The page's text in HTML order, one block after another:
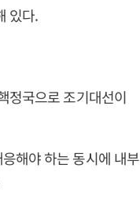
있다.
정국으로 조기대선이
해야 하는 동시에 내부